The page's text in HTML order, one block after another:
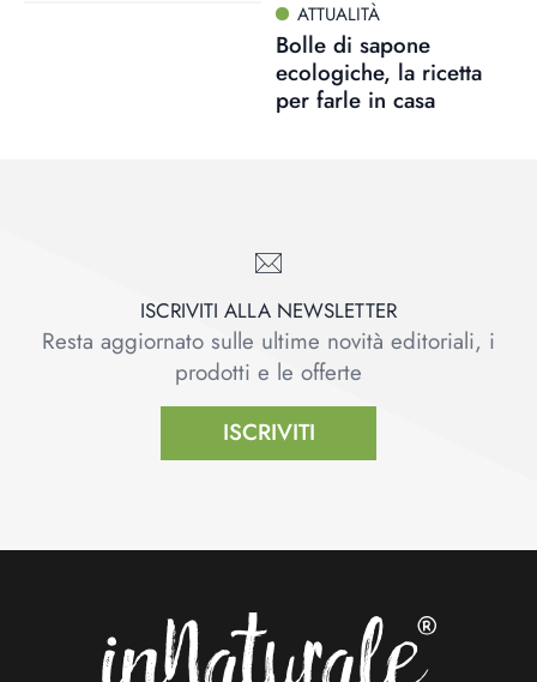
ATTUALITÀ
Bolle di sapone
ecologiche, la ricetta
per farle in casa
ISCRIVITI ALLA NEWSLETTER
Resta aggiornato sulle ultime novità editoriali, i
prodotti e le offerte
ISCRIVITI